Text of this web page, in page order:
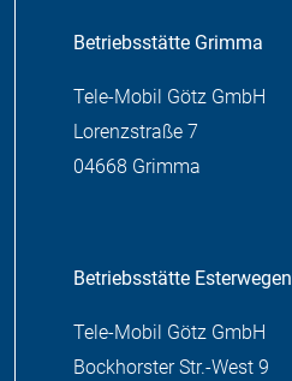
Betriebsstätte Grimma
Tele-Mobil Götz GmbH
Lorenzstraße 7
04668 Grimma
Betriebsstätte Esterwegen
Tele-Mobil Götz GmbH
Bockhorster Str.-West 9